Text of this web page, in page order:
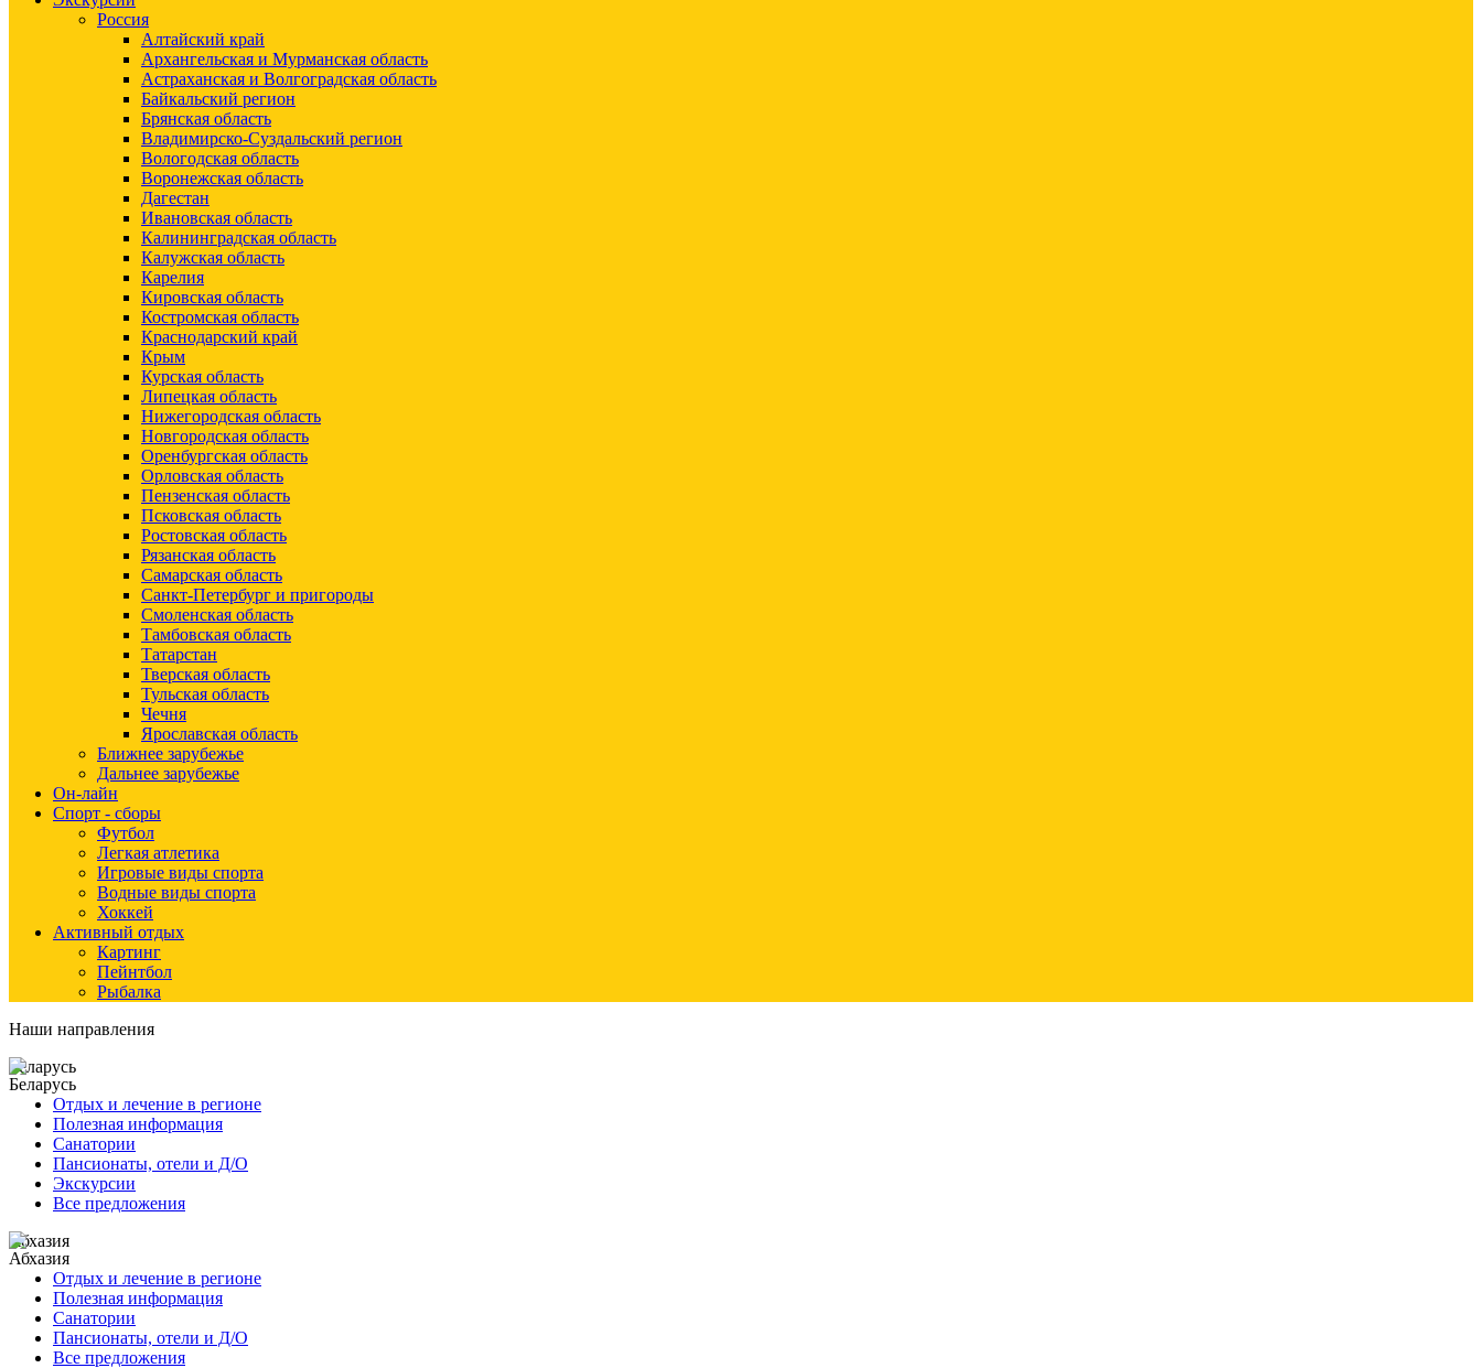
Россия
Алтайский край
Архангельская и Мурманская область
Астраханская и Волгоградская область
Байкальский регион
Брянская область
Владимирско-Суздальский регион
Вологодская область
Воронежская область
Дагестан
Ивановская область
Калининградская область
Калужская область
Карелия
Кировская область
Костромская область
Краснодарский край
Крым
Курская область
Липецкая область
Нижегородская область
Новгородская область
Оренбургская область
Орловская область
Пензенская область
Псковская область
Ростовская область
Рязанская область
Самарская область
Санкт-Петербург и пригороды
Смоленская область
Тамбовская область
Татарстан
Тверская область
Тульская область
Чечня
Ярославская область
Ближнее зарубежье
Дальнее зарубежье
Он-лайн
Спорт - сборы
Футбол
Легкая атлетика
Игровые виды спорта
Водные виды спорта
Хоккей
Активный отдых
Картинг
Пейнтбол
Рыбалка
Наши направления
Беларусь
Отдых и лечение в регионе
Полезная информация
Санатории
Пансионаты, отели и Д/О
Экскурсии
Все предложения
Абхазия
Отдых и лечение в регионе
Полезная информация
Санатории
Пансионаты, отели и Д/О
Все предложения